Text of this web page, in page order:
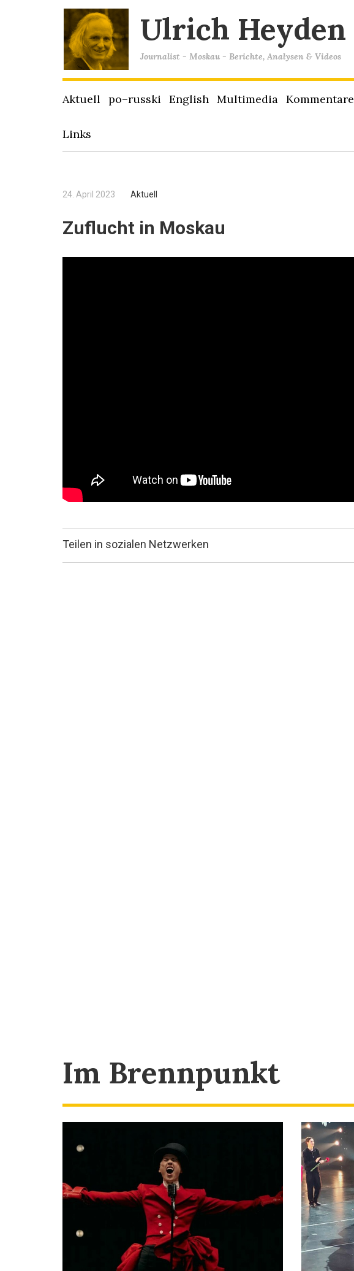
Ulrich Heyden
Journalist - Moskau - Berichte, Analysen & Videos
Aktuell po–russki English Multimedia Kommentare
Links
24. April 2023 Aktuell
Zuflucht in Moskau
Teilen in sozialen Netzwerken
Im Brennpunkt